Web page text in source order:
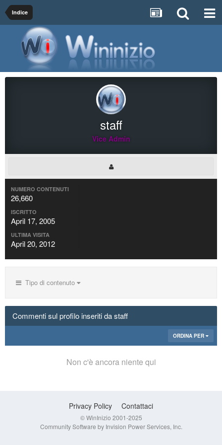
Indice
staff
Vice Admin
NUMERO CONTENUTI
26,660
ISCRITTO
April 17, 2005
ULTIMA VISITA
April 20, 2012
Tipo di contenuto
Commenti sul profilo inseriti da staff
ORDINA PER
Non c'è ancora niente qui
Privacy Policy Contattaci
© WinInizio 2001-2025
Community Software by Invision Power Services, Inc.